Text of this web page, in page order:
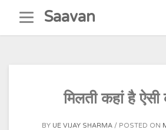
content
Saavan
मिलती कहां है ऐसी
BY UE VIJAY SHARMA POSTED ON